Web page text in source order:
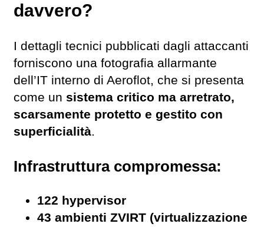
davvero?
I dettagli tecnici pubblicati dagli attaccanti
forniscono una fotografia allarmante
dell’IT interno di Aeroflot, che si presenta
come un sistema critico ma arretrato,
scarsamente protetto e gestito con
superficialità.
Infrastruttura compromessa:
122 hypervisor
43 ambienti ZVIRT (virtualizzazione